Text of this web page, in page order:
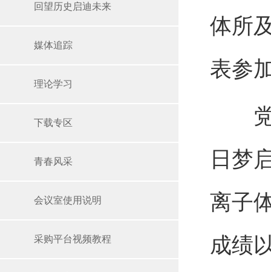
回望历史启迪未来
媒体追踪
理论学习
下载专区
青春风采
会议室使用说明
采购平台视频教程
体所
表参
党
日梦
离子
成绩